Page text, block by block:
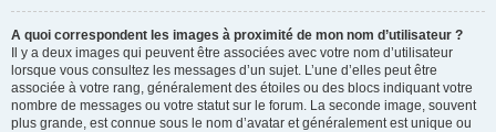
A quoi correspondent les images à proximité de mon nom d’utilisateur ?
Il y a deux images qui peuvent être associées avec votre nom d’utilisateur
lorsque vous consultez les messages d’un sujet. L’une d’elles peut être
associée à votre rang, généralement des étoiles ou des blocs indiquant votre
nombre de messages ou votre statut sur le forum. La seconde image, souvent
plus grande, est connue sous le nom d’avatar et généralement est unique ou